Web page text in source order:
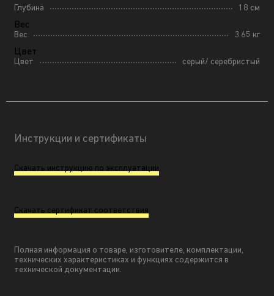
Глубина
18 см
Вес
Вес 3.65 кг
Цвет
Цвет серый/ серебристый
Инструкции и сертификаты
Скачать инструкцию по эксплуатации
Скачать сертификат соответствия
Полная информация о товаре, изготовителе, комплектации,
технических характеристиках и функциях содержится в
технической документации.